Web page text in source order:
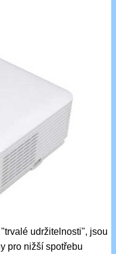
udržitelnosti", jsou
pro nižší spotřebu